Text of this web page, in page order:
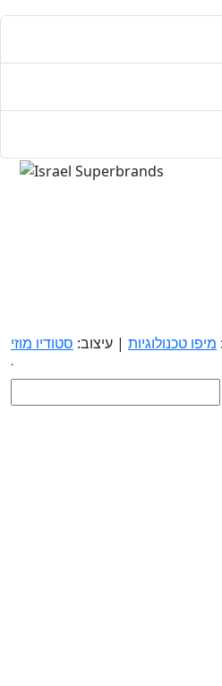
מיפו טכנולוגיות | עיצוב: סטודיו מוזי
.